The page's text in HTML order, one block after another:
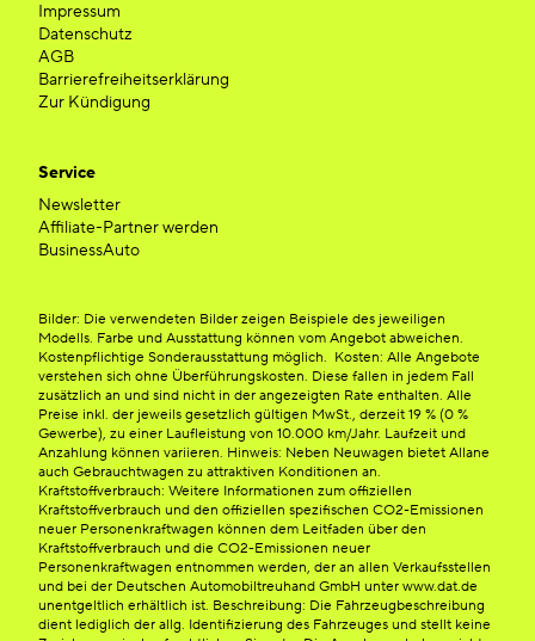
Impressum
Datenschutz
AGB
Barrierefreiheitserklärung
Zur Kündigung
Service
Newsletter
Affiliate-Partner werden
BusinessAuto
Bilder: Die verwendeten Bilder zeigen Beispiele des jeweiligen
Modells. Farbe und Ausstattung können vom Angebot abweichen.
Kostenpflichtige Sonderausstattung möglich. Kosten: Alle Angebote
verstehen sich ohne Überführungskosten. Diese fallen in jedem Fall
zusätzlich an und sind nicht in der angezeigten Rate enthalten. Alle
Preise inkl. der jeweils gesetzlich gültigen MwSt., derzeit 19 % (0 %
Gewerbe), zu einer Laufleistung von 10.000 km/Jahr. Laufzeit und
Anzahlung können variieren. Hinweis: Neben Neuwagen bietet Allane
auch Gebrauchtwagen zu attraktiven Konditionen an.
Kraftstoffverbrauch: Weitere Informationen zum offiziellen
Kraftstoffverbrauch und den offiziellen spezifischen CO2-Emissionen
neuer Personenkraftwagen können dem Leitfaden über den
Kraftstoffverbrauch und die CO2-Emissionen neuer
Personenkraftwagen entnommen werden, der an allen Verkaufsstellen
und bei der Deutschen Automobiltreuhand GmbH unter www.dat.de
unentgeltlich erhältlich ist. Beschreibung: Die Fahrzeugbeschreibung
dient lediglich der allg. Identifizierung des Fahrzeuges und stellt keine